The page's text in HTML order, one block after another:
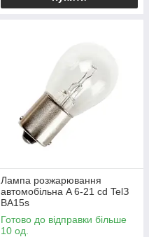
Лампа розжарювання
автомобільна A 6-21 cd TelЗ
BA15s
Готово до відправки більше
10 од.